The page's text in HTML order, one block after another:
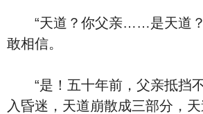
“天道？你父亲……是天道？
敢相信。
“是！五十年前，父亲抵挡
入昏迷，天道崩散成三部分，